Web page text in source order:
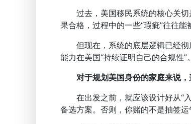
过去，美国移民系统的核心关切
果合格，过程中的一些“瑕疵”往往能
但现在，系统的底层逻辑已经彻
能力在美国“持续证明自己的合规性”。
对于规划美国身份的家庭来说
在出发之前，就应该设计好从“
备选方案。否则，你赌的不是抽签运